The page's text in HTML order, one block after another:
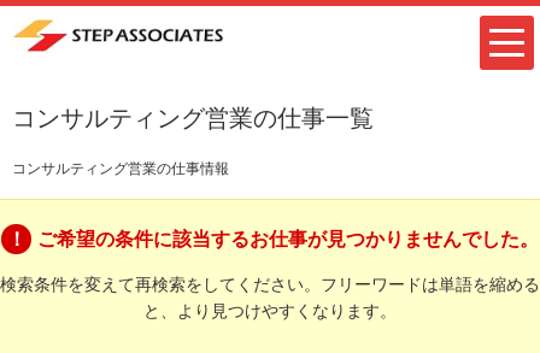
コンサルティング営業の仕事一覧
コンサルティング営業の仕事情報
ご希望の条件に該当するお仕事が見つかりませんでした。
検索条件を変えて再検索をしてください。フリーワードは単語を縮める
と、より見つけやすくなります。